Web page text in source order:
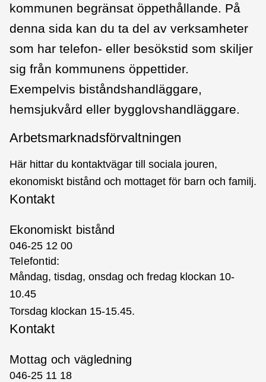
kommunen begränsat öppethållande. På
denna sida kan du ta del av verksamheter
som har telefon- eller besökstid som skiljer
sig från kommunens öppettider.
Exempelvis biståndshandläggare,
hemsjukvård eller bygglovshandläggare.
Arbetsmarknadsförvaltningen
Här hittar du kontaktvägar till sociala jouren,
ekonomiskt bistånd och mottaget för barn och familj.
Kontakt
Ekonomiskt bistånd
046-25 12 00
Telefontid:
Måndag, tisdag, onsdag och fredag klockan 10-
10.45
Torsdag klockan 15-15.45.
Kontakt
Mottag och vägledning
046-25 11 18